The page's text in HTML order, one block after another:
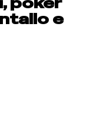
e